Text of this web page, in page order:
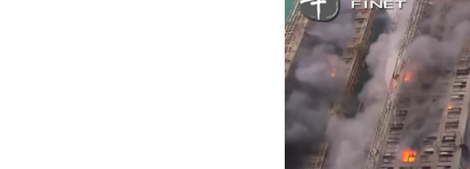
特发服务：成功中标哔哩哔哩上海滨江总部物业服务项目
亚太股份：公司是零跑汽车和Stellantis集团的供应商
理工雷科面向边缘AI场景推出"山海"系列智算模组 系列
【异动股】医疗研发外包板块拉升，博腾股份